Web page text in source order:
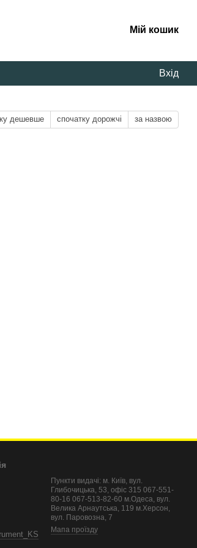
Мій кошик
Вхід
дешевше спочатку дорожчі за назвою
Пункти видачі: м. Київ, вул.
Глибочицька, 53, офіс 315 067-551-
80-16 067-513-82-60 м.Одеса, вул.
Велика Арнаутська, 119 м.Херсон,
вул. Паровозна, 7
Мапа проїзду